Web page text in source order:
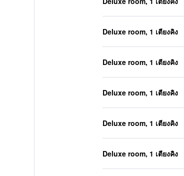
Deluxe room, 1 เตียงคิง
Deluxe room, 1 เตียงคิง
Deluxe room, 1 เตียงคิง
Deluxe room, 1 เตียงคิง
Deluxe room, 1 เตียงคิง